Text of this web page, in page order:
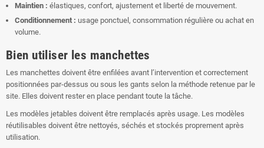
Maintien : élastiques, confort, ajustement et liberté de mouvement.
Conditionnement : usage ponctuel, consommation régulière ou achat en
volume.
Bien utiliser les manchettes
Les manchettes doivent être enfilées avant l’intervention et correctement
positionnées par-dessus ou sous les gants selon la méthode retenue par le
site. Elles doivent rester en place pendant toute la tâche.
Les modèles jetables doivent être remplacés après usage. Les modèles
réutilisables doivent être nettoyés, séchés et stockés proprement après
utilisation.